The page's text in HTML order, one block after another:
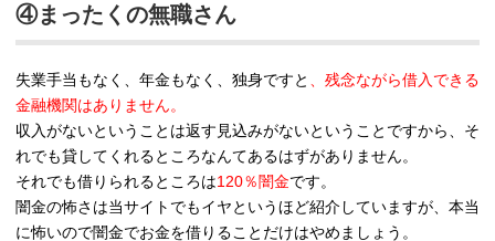
④まったくの無職さん
失業手当もなく、年金もなく、独身ですと
、残念ながら借入できる
金融機関はありません。
収入がないということは返す見込みがないということですから、そ
れでも貸してくれるところなんてあるはずがありません。
それでも借りられるところは120％闇金です。
闇金の怖さは当サイトでもイヤというほど紹介していますが、本当
に怖いので闇金でお金を借りることだけはやめましょう。